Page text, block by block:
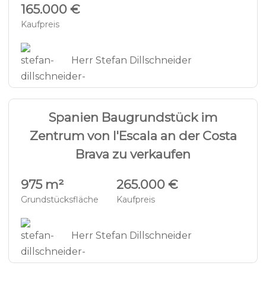
165.000 €
Kaufpreis
Herr Stefan Dillschneider
5 WOHNEN - EC551
Spanien Baugrundstück im
Zentrum von l'Escala an der Costa
Brava zu verkaufen
975 m²
Grundstücksfläche
265.000 €
Kaufpreis
Herr Stefan Dillschneider